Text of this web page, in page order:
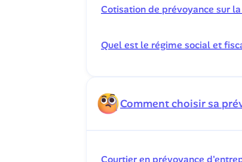
Cotisation de prévoyance sur
Quel est le régime social et
Comment choisir sa
Courtier en prévoyance